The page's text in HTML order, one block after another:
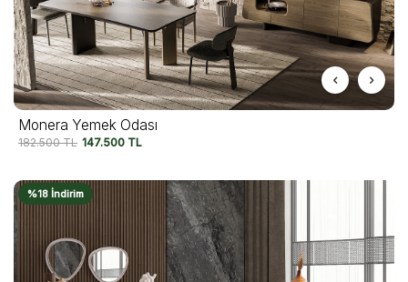
Monera Yemek Odası
182.500TL 147.500 TL
%18 İndirim